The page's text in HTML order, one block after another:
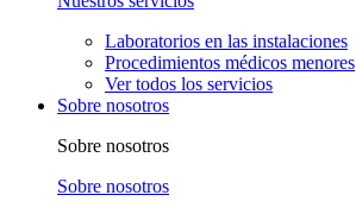
Laboratorios en las instalaciones
Procedimientos médicos menores
Ver todos los servicios
Sobre nosotros
Sobre nosotros
Sobre nosotros